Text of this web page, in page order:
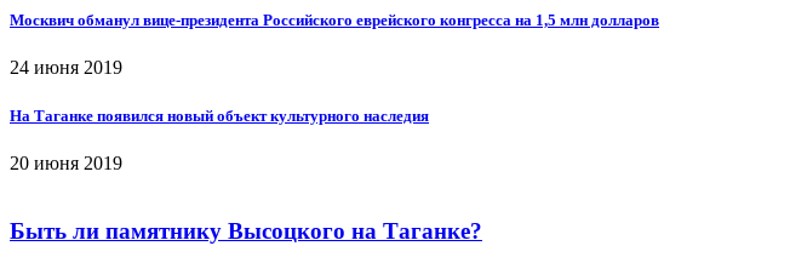
Москвич обманул вице-президента Российского еврейского конгресса на 1,5 млн долларов
24 июня 2019
На Таганке появился новый объект культурного наследия
20 июня 2019
Быть ли памятнику Высоцкого на Таганке?